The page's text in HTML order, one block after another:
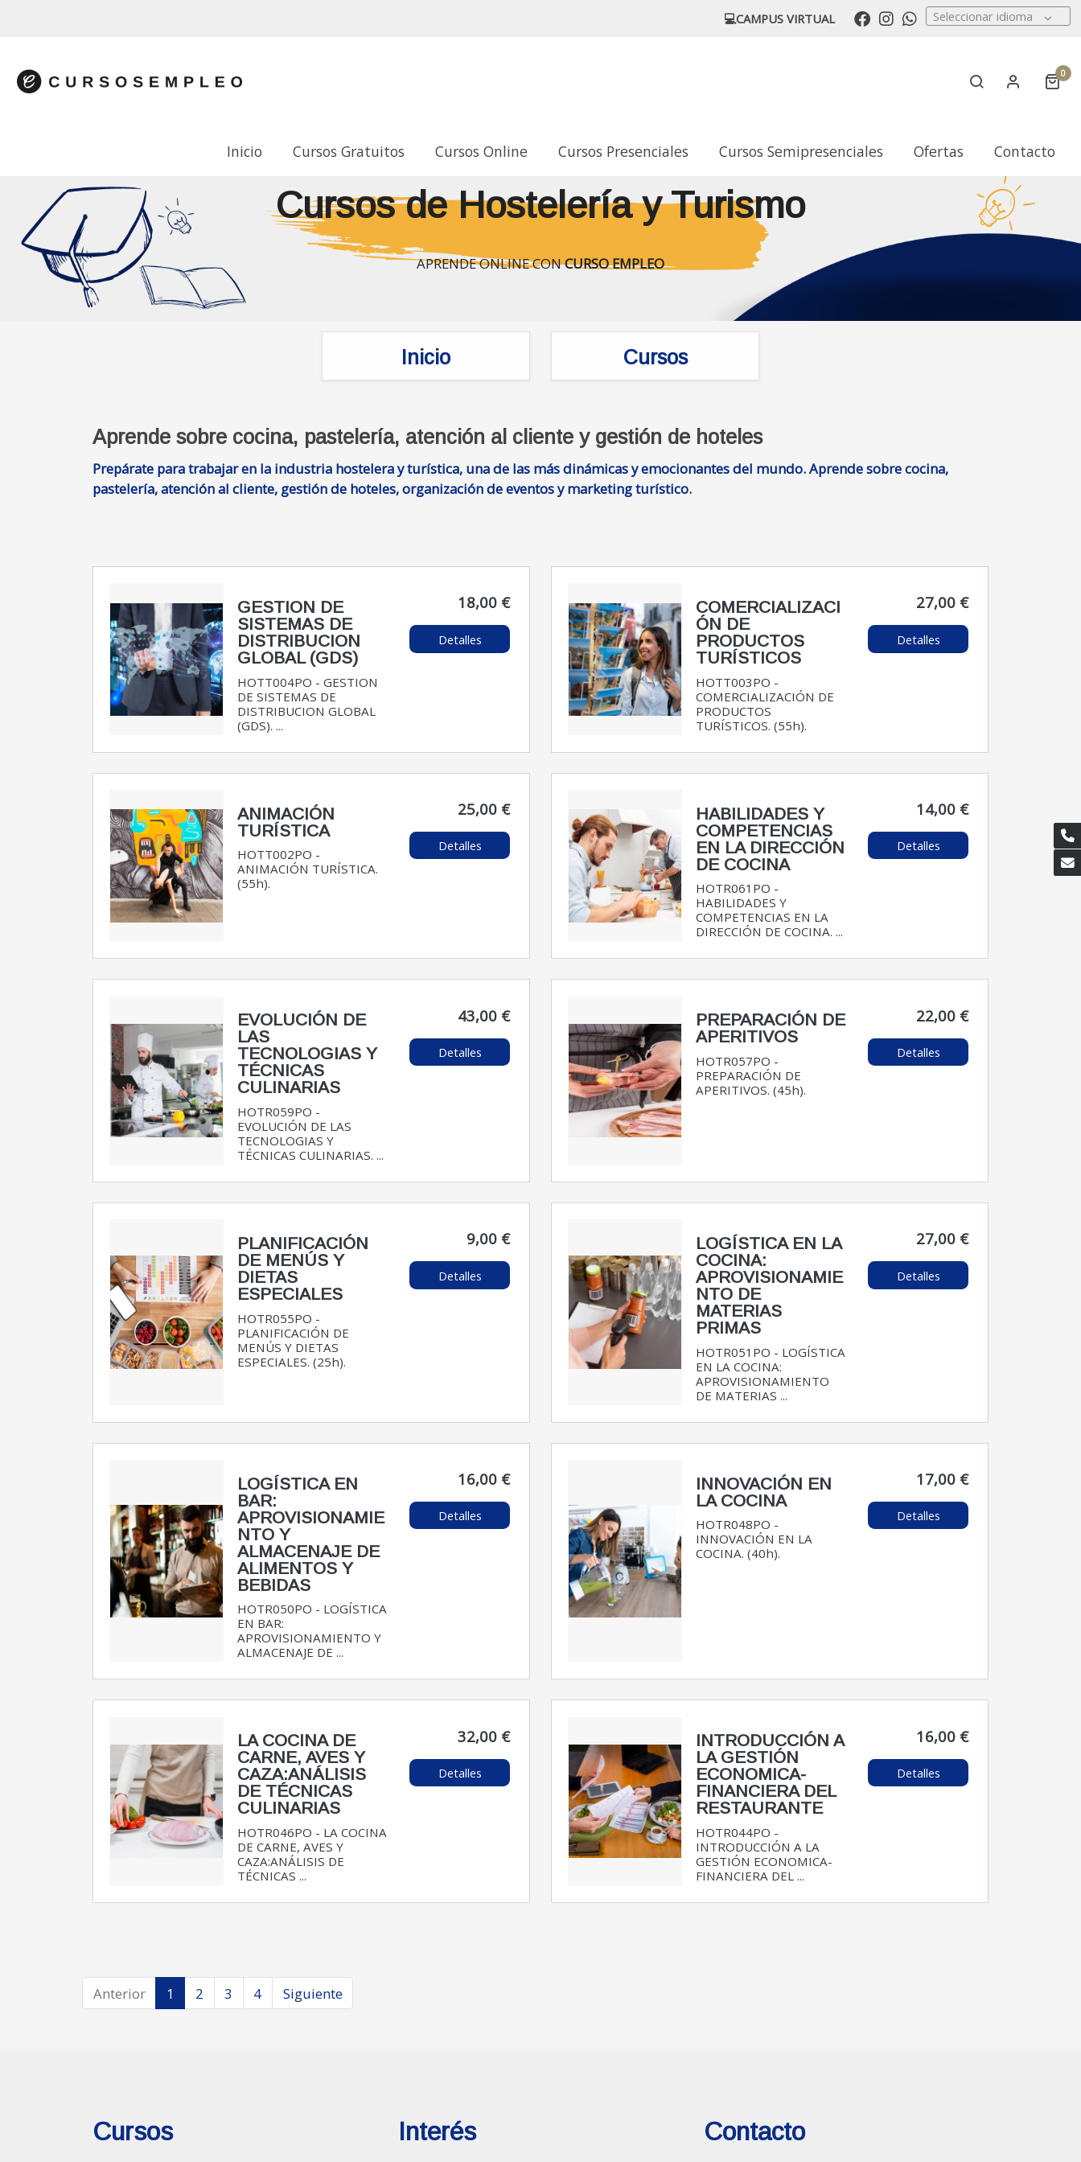
💻CAMPUS VIRTUAL Seleccionar idioma
0
Inicio Cursos Gratuitos Cursos Online Cursos Presenciales Cursos Semipresenciales Ofertas Contacto
Cursos de Hostelería y Turismo
APRENDE ONLINE CONCURSO EMPLEO
Inicio Cursos
Aprende sobre cocina, pastelería, atención al cliente y gestión de hoteles
Prepárate para trabajar en la industria hostelera y turística, una de las más dinámicas y emocionantes del mundo. Aprende sobre cocina,
pastelería, atención al cliente, gestión de hoteles, organización de eventos y marketing turístico.
GESTION DE
SISTEMAS DE
DISTRIBUCION
GLOBAL (GDS)
HOTT004PO - GESTION
DE SISTEMAS DE
DISTRIBUCION GLOBAL
(GDS). ...
18,00 €
Detalles
COMERCIALIZACI
ÓN DE
PRODUCTOS
TURÍSTICOS
HOTT003PO -
COMERCIALIZACIÓN DE
PRODUCTOS
TURÍSTICOS. (55h).
27,00 €
Detalles
ANIMACIÓN
TURÍSTICA
HOTT002PO -
ANIMACIÓN TURÍSTICA.
(55h).
25,00 €
Detalles
HABILIDADES Y
COMPETENCIAS
EN LA DIRECCIÓN
DE COCINA
HOTR061PO -
HABILIDADES Y
COMPETENCIAS EN LA
DIRECCIÓN DE COCINA. ...
14,00 €
Detalles
EVOLUCIÓN DE
LAS
TECNOLOGIAS Y
TÉCNICAS
CULINARIAS
HOTR059PO -
EVOLUCIÓN DE LAS
TECNOLOGIAS Y
TÉCNICAS CULINARIAS. ...
43,00 €
Detalles
PREPARACIÓN DE
APERITIVOS
HOTR057PO -
PREPARACIÓN DE
APERITIVOS. (45h).
22,00 €
Detalles
PLANIFICACIÓN
DE MENÚS Y
DIETAS
ESPECIALES
HOTR055PO -
PLANIFICACIÓN DE
MENÚS Y DIETAS
ESPECIALES. (25h).
9,00 €
Detalles
LOGÍSTICA EN LA
COCINA:
APROVISIONAMIE
NTO DE
MATERIAS
PRIMAS
HOTR051PO - LOGÍSTICA
EN LA COCINA:
APROVISIONAMIENTO
DE MATERIAS ...
27,00 €
Detalles
LOGÍSTICA EN
BAR:
APROVISIONAMIE
NTO Y
ALMACENAJE DE
ALIMENTOS Y
BEBIDAS
HOTR050PO - LOGÍSTICA
EN BAR:
APROVISIONAMIENTO Y
ALMACENAJE DE ...
16,00 €
Detalles
INNOVACIÓN EN
LA COCINA
HOTR048PO -
INNOVACIÓN EN LA
COCINA. (40h).
17,00 €
Detalles
LA COCINA DE
CARNE, AVES Y
CAZA:ANÁLISIS
DE TÉCNICAS
CULINARIAS
HOTR046PO - LA COCINA
DE CARNE, AVES Y
CAZA:ANÁLISIS DE
TÉCNICAS ...
32,00 €
Detalles
INTRODUCCIÓN A
LA GESTIÓN
ECONOMICA-
FINANCIERA DEL
RESTAURANTE
HOTR044PO -
INTRODUCCIÓN A LA
GESTIÓN ECONOMICA-
FINANCIERA DEL ...
16,00 €
Detalles
Anterior 1 2 3 4 Siguiente
Cursos Interés Contacto